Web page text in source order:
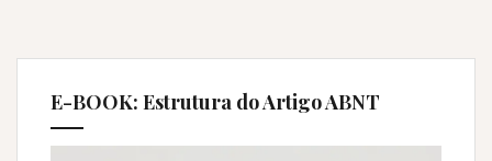
E-BOOK: Estrutura do Artigo ABNT